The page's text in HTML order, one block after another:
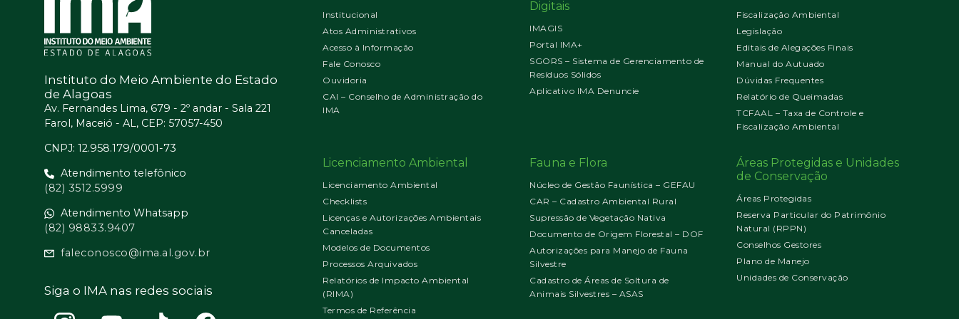
Instituto do Meio Ambiente do Estado
de Alagoas
Av. Fernandes Lima, 679 - 2º andar - Sala 221
Farol, Maceió - AL, CEP: 57057-450
CNPJ: 12.958.179/0001-73
Atendimento telefônico
(82) 3512.5999
Atendimento Whatsapp
(82) 98833.9407
faleconosco@ima.al.gov.br
Siga o IMA nas redes sociais
Institucional
Atos Administrativos
Acesso à Informação
Fale Conosco
Ouvidoria
CAI – Conselho de Administração do
IMA
Digitais
IMAGIS
Portal IMA+
SGORS – Sistema de Gerenciamento de
Resíduos Sólidos
Aplicativo IMA Denuncie
Fiscalização Ambiental
Legislação
Editais de Alegações Finais
Manual do Autuado
Dúvidas Frequentes
Relatório de Queimadas
TCFAAL – Taxa de Controle e
Fiscalização Ambiental
Licenciamento Ambiental
Licenciamento Ambiental
Checklists
Licenças e Autorizações Ambientais
Canceladas
Modelos de Documentos
Processos Arquivados
Relatórios de Impacto Ambiental
(RIMA)
Termos de Referência
Fauna e Flora
Núcleo de Gestão Faunística – GEFAU
CAR – Cadastro Ambiental Rural
Supressão de Vegetação Nativa
Documento de Origem Florestal – DOF
Autorizações para Manejo de Fauna
Silvestre
Cadastro de Áreas de Soltura de
Animais Silvestres – ASAS
Áreas Protegidas e Unidades
de Conservação
Áreas Protegidas
Reserva Particular do Patrimônio
Natural (RPPN)
Conselhos Gestores
Plano de Manejo
Unidades de Conservação